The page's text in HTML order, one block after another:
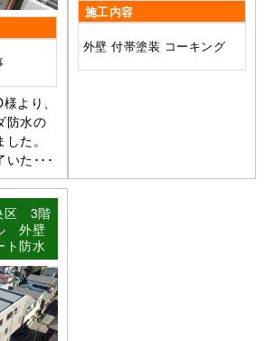
より、
防水の
た。
いた･･･
施工内容
外壁 付帯塗装 コーキング
区 3階
外壁
ト防水